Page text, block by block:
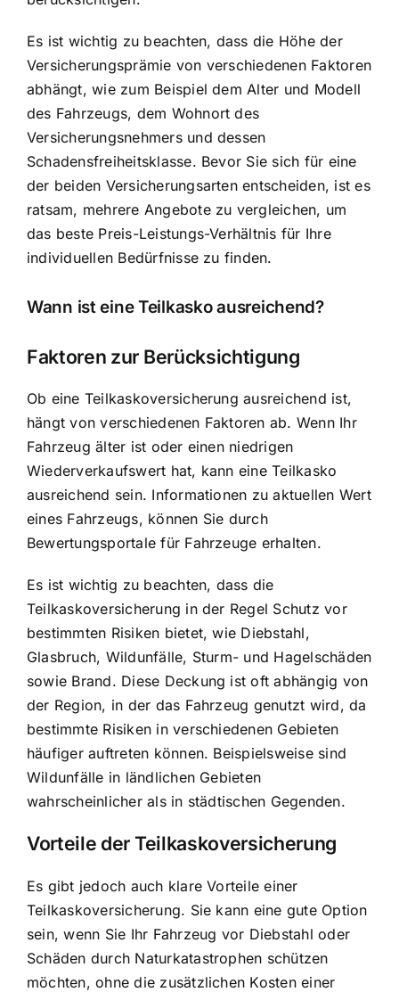
Es ist wichtig zu beachten, dass die Höhe der
Versicherungsprämie von verschiedenen Faktoren
abhängt, wie zum Beispiel dem Alter und Modell
des Fahrzeugs, dem Wohnort des
Versicherungsnehmers und dessen
Schadensfreiheitsklasse. Bevor Sie sich für eine
der beiden Versicherungsarten entscheiden, ist es
ratsam, mehrere Angebote zu vergleichen, um
das beste Preis-Leistungs-Verhältnis für Ihre
individuellen Bedürfnisse zu finden.
Wann ist eine Teilkasko ausreichend?
Faktoren zur Berücksichtigung
Ob eine Teilkaskoversicherung ausreichend ist,
hängt von verschiedenen Faktoren ab. Wenn Ihr
Fahrzeug älter ist oder einen niedrigen
Wiederverkaufswert hat, kann eine Teilkasko
ausreichend sein. Informationen zu aktuellen Wert
eines Fahrzeugs, können Sie durch
Bewertungsportale für Fahrzeuge erhalten.
Es ist wichtig zu beachten, dass die
Teilkaskoversicherung in der Regel Schutz vor
bestimmten Risiken bietet, wie Diebstahl,
Glasbruch, Wildunfälle, Sturm- und Hagelschäden
sowie Brand. Diese Deckung ist oft abhängig von
der Region, in der das Fahrzeug genutzt wird, da
bestimmte Risiken in verschiedenen Gebieten
häufiger auftreten können. Beispielsweise sind
Wildunfälle in ländlichen Gebieten
wahrscheinlicher als in städtischen Gegenden.
Vorteile der Teilkaskoversicherung
Es gibt jedoch auch klare Vorteile einer
Teilkaskoversicherung. Sie kann eine gute Option
sein, wenn Sie Ihr Fahrzeug vor Diebstahl oder
Schäden durch Naturkatastrophen schützen
möchten, ohne die zusätzlichen Kosten einer